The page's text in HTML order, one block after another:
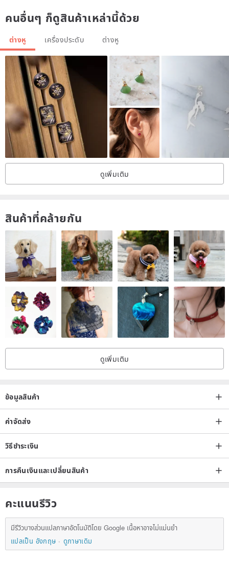
reduce the wearing weight and the discomfort of pulling the
earlobe, and it is the best choice for those without ear piercings.
｜14KGF｜
Gold Filled, also known as Gold Filled, is marked "GF". The main
feature is that gold is mechanically rolled on other metal surfaces,
and it is not easy to peel off after long-term use.
｜Care Instructions｜
⊹ It is recommended that wearing jewelry should be the last step of
dressing. You should wear jewelry after changing clothes, applying
jewelry first, so as to avoid the jewelry breaking, deforming or falling
off due to inadvertent pulling and collision.
⊹ Because the ball is hollow, it cannot withstand the extrusion of
any heavy objects. Please put it in a hard box or jewelry storage
box for proper protection when storing it.
⊹ In summer, the weather is hot and easy to sweat. After wearing
the jewelry, it is recommended to wipe it with pure water paper
towel to keep it dry and then store it properly.
bathing, hot springs or water activities to avoid chemical damage.
After wearing, please wipe clean and take off the attached inner
storage.
and gently rub it or wipe it with a Silver cloth.
⊹ When not wearing for a long time, it needs to be cleaned and air-
dried and stored in the jewelry box to prevent oxidation. If the
jewelry is not worn for more than half a year, it is recommended to
take it out for inspection when it is empty, and complete the
คนอื่นๆ ก็ดูสินค้าเหล่านี้ด้วย
ต่างหู เครื่องประดับ ต่างหู
ดูเพิ่มเติม
สินค้าที่คล้ายกัน
ดูเพิ่มเติม
ข้อมูลสินค้า
ค่าจัดส่ง
วิธีชำระเงิน
การคืนเงินและเปลี่ยนสินค้า
คะแนนรีวิว
มีรีวิวบางส่วนแปลภาษาอัตโนมัติโดย Google เนื้อหาอาจไม่แม่นยำ
แปลเป็น อังกฤษ
ดูภาษาเดิม